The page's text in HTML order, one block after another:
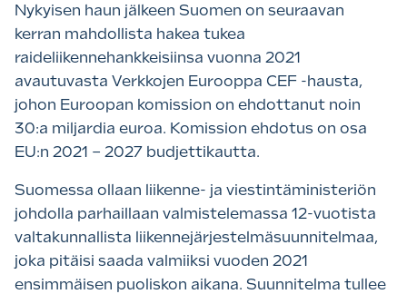
Nykyisen haun jälkeen Suomen on seuraavan
kerran mahdollista hakea tukea
raideliikennehankkeisiinsa vuonna 2021
avautuvasta Verkkojen Eurooppa CEF -hausta,
johon Euroopan komission on ehdottanut noin
30:a miljardia euroa. Komission ehdotus on osa
EU:n 2021 – 2027 budjettikautta.
Suomessa ollaan liikenne- ja viestintäministeriön
johdolla parhaillaan valmistelemassa 12-vuotista
valtakunnallista liikennejärjestelmäsuunnitelmaa,
joka pitäisi saada valmiiksi vuoden 2021
ensimmäisen puoliskon aikana. Suunnitelma tullee